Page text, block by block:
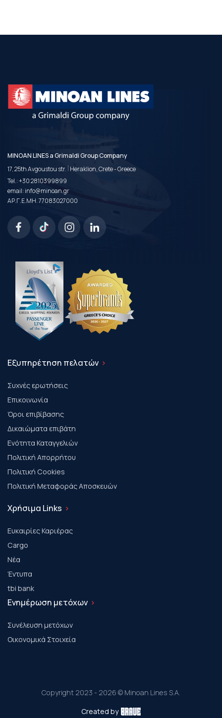
MINOAN LINES a Grimaldi Group Company
17, 25th Avgoustou str. | Heraklion, Crete - Greece
Tel.:+30 2810399899
email:info@minoan.gr
ΑΡ.Γ.Ε.ΜΗ. 77083027000
Εξυπηρέτηση πελατών
Συχνές ερωτήσεις
Επικοινωνία
Όροι επιβίβασης
Δικαιώματα επιβάτη
Ενότητα Καταγγελιών
Πολιτική Απορρήτου
Πολιτική Cookies
Πολιτική Μεταφοράς Αποσκευών
Χρήσιμα Links
Ευκαιρίες Καριέρας
Cargo
Νέα
Έντυπα
tbi bank
Ενημέρωση μετόχων
Συνέλευση μετόχων
Οικονομικά Στοιχεία
Copyright 2023 - 2026 © Minoan Lines S.A.
Created by